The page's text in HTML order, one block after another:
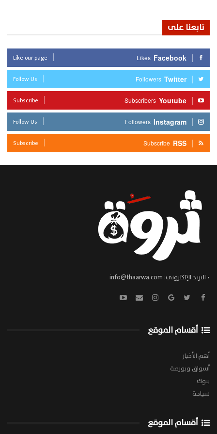
تابعنا على
Facebook
Likes
Like our page
Twitter
Followers
Follow Us
Youtube
Subscribers
Subscribe
Instagram
Followers
Follow Us
RSS
Subscribe
Subscribe
• البريد الإلكتروني: info@thaarwa.com
أقسام الموقع
أهم الأخبار
أسواق وبورصة
بنوك
سياحة
أقسام الموقع